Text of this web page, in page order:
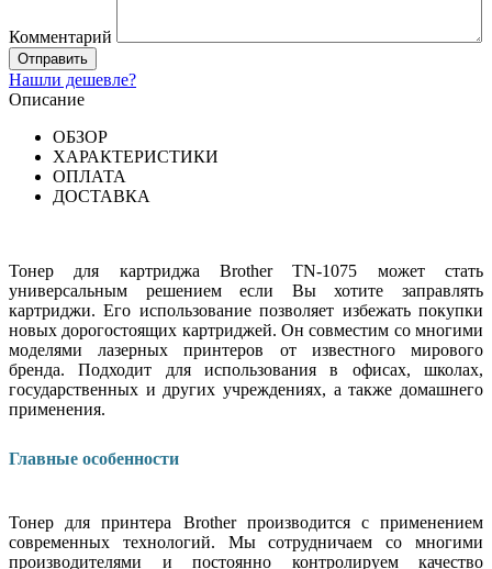
Комментарий
Нашли дешевле?
Описание
ОБЗОР
ХАРАКТЕРИСТИКИ
ОПЛАТА
ДОСТАВКА
Тонер для картриджа Brother TN-1075 может стать
универсальным решением если Вы хотите заправлять
картриджи. Его использование позволяет избежать покупки
новых дорогостоящих картриджей. Он совместим со многими
моделями лазерных принтеров от известного мирового
бренда. Подходит для использования в офисах, школах,
государственных и других учреждениях, а также домашнего
применения.
Главные особенности
Тонер для принтера Brother производится с применением
современных технологий. Мы сотрудничаем со многими
производителями и постоянно контролируем качество